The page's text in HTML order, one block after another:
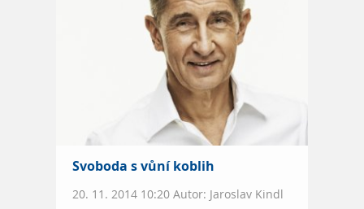
Svoboda s vůní koblih
20. 11. 2014 10:20 Autor: Jaroslav Kindl